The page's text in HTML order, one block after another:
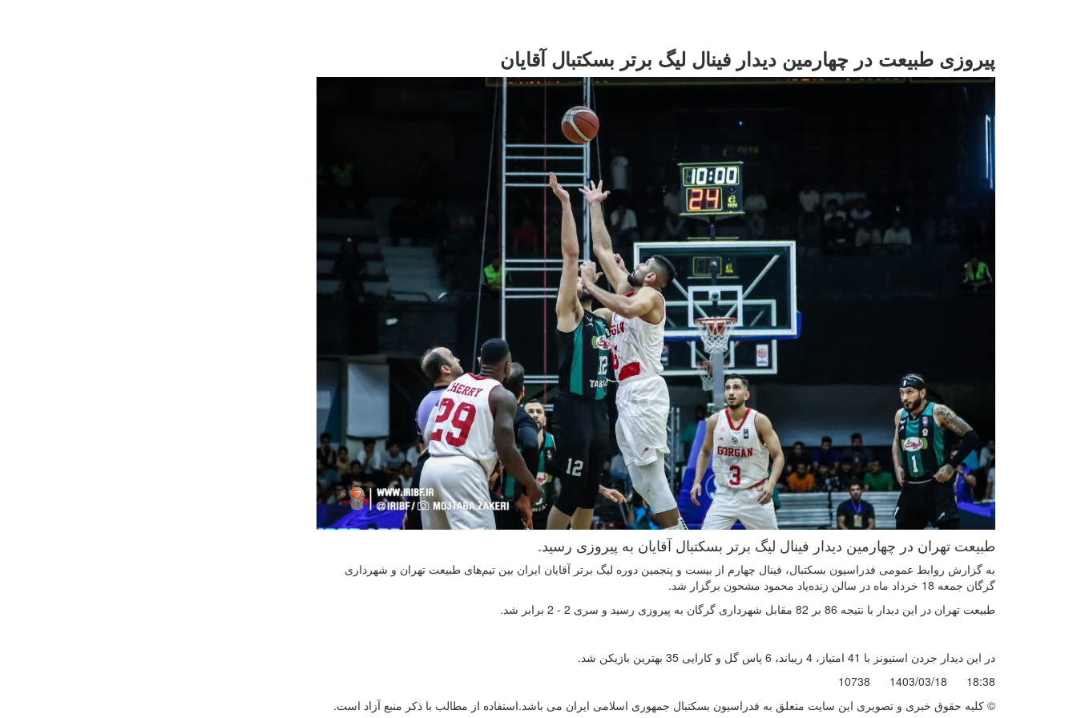
پیروزی طبیعت در چهارمین دیدار فینال لیگ برتر بسکتبال آقایان
طبیعت تهران در چهارمین دیدار فینال لیگ برتر بسکتبال آقایان به پیروزی رسید.
به گزارش روابط عمومی فدراسیون بسکتبال، فینال چهارم از بیست و پنجمین دوره لیگ برتر آقایان ایران بین تیم‌های طبیعت تهران و شهرداری
گرگان جمعه 18 خرداد ماه در سالن زنده‌یاد محمود مشحون برگزار شد.
طبیعت تهران در این دیدار با نتیجه 86 بر 82 مقابل شهرداری گرگان به پیروزی رسید و سری 2 - 2 برابر شد.
در این دیدار جردن استیونز با 41 امتیاز، 4 ریباند، 6 پاس گل و کارایی 35 بهترین بازیکن شد.
18:38
1403/03/18
10738
© کليه حقوق خبری و تصويری اين سايت متعلق به فدراسیون بسکتبال جمهوری اسلامی ایران می باشد.استفاده از مطالب با ذكر منبع آزاد است.